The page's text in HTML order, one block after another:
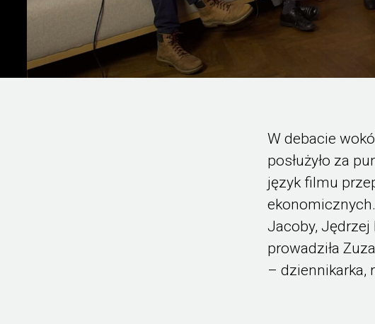
W debacie
posłużyło za
język filmu
Jacoby, Jędrzej
prowadziła
– dziennikarka,